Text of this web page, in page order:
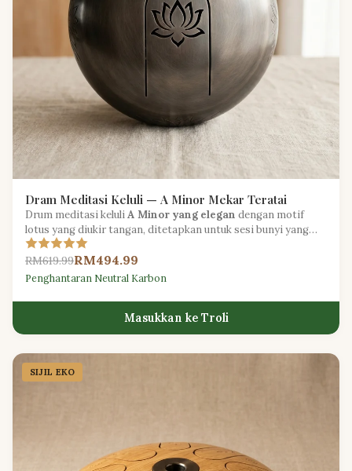
Dram Meditasi Keluli — A Minor Mekar Teratai
Drum meditasi keluliA Minor yang elegan dengan motif
lotus yang diukir tangan, ditetapkan untuk sesi bunyi yang
menenangkan dan memulihkan.
RM619.99RM494.99
Penghantaran Neutral Karbon
Masukkan ke Troli
SIJIL EKO